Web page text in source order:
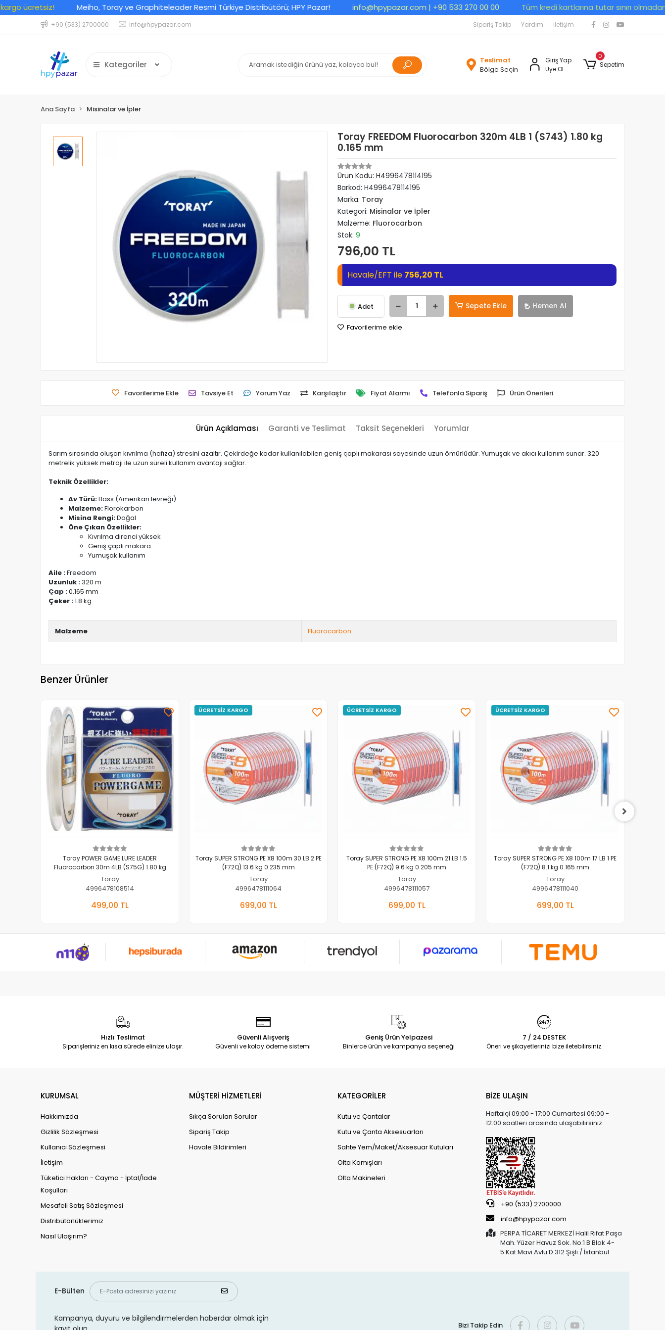
ücretsiz! Meiho, Toray ve Graphiteleader Resmi Türkiye Distribütörü; HPY Pazar! info@hpypazar.com| +90 533 270 00 00 Tüm kredi kartlarına tutar sınırı olmadan
+90 (533) 2700000 info@hpypazar.com Sipariş Takip Yardım İletişim
Kategoriler
Teslimat
Bölge Seçin
Giriş Yap
Üye Ol
0
Sepetim
Ana Sayfa Misinalar ve İpler
Toray FREEDOM Fluorocarbon 320m 4LB 1 (S743) 1.80 kg
0.165 mm
Ürün Kodu: H4996478114195
Barkod: H4996478114195
Marka: Toray
Kategori: Misinalar ve İpler
Malzeme: Fluorocarbon
Stok: 9
796,00 TL
Havale/EFT ile 756,20 TL
Adet Sepete Ekle Hemen Al
Favorilerime ekle
Favorilerime Ekle Tavsiye Et Yorum Yaz Karşılaştır Fiyat Alarmı Telefonla Sipariş Ürün Önerileri
Ürün Açıklaması Garanti ve Teslimat Taksit Seçenekleri Yorumlar
Sarım sırasında oluşan kıvrılma (hafıza) stresini azaltır. Çekirdeğe kadar kullanılabilen geniş çaplı makarası sayesinde uzun ömürlüdür. Yumuşak ve akıcı kullanım sunar. 320
metrelik yüksek metrajı ile uzun süreli kullanım avantajı sağlar.
Teknik Özellikler:
Av Türü:Bass (Amerikan levreği)
Malzeme:Florokarbon
Misina Rengi:Doğal
Öne Çıkan Özellikler:
Kıvrılma direnci yüksek
Geniş çaplı makara
Yumuşak kullanım
Aile :Freedom
Uzunluk :320 m
Çap :0.165 mm
Çeker :1.8 kg
Malzeme Fluorocarbon
Benzer Ürünler
Toray POWER GAME LURE LEADER
Fluorocarbon 30m 4LB (S75G) 1.80 kg
0.148 mm
Toray
4996478108514
499,00 TL
ÜCRETSİZ KARGO
Toray SUPER STRONG PE X8 100m 30 LB 2 PE
(F72Q) 13.6 kg 0.235 mm
Toray
4996478111064
699,00 TL
ÜCRETSİZ KARGO
Toray SUPER STRONG PE X8 100m 21 LB 1.5
PE (F72Q) 9.6 kg 0.205 mm
Toray
4996478111057
699,00 TL
ÜCRETSİZ KARGO
Toray SUPER STRONG PE X8 100m 17 LB 1 PE
(F72Q) 8.1 kg 0.165 mm
Toray
4996478111040
699,00 TL
Hızlı Teslimat
Siparişleriniz en kısa sürede elinize ulaşır.
Güvenli Alışveriş
Güvenli ve kolay ödeme sistemi
Geniş Ürün Yelpazesi
Binlerce ürün ve kampanya seçeneği
7 / 24 DESTEK
Öneri ve şikayetlerinizi bize iletebilirsiniz.
KURUMSAL
Hakkımızda
Gizlilik Sözleşmesi
Kullanıcı Sözleşmesi
İletişim
Tüketici Hakları - Cayma - İptal/İade
Koşulları
Mesafeli Satış Sözleşmesi
Distribütörlüklerimiz
Nasıl Ulaşırım?
MÜŞTERİ HİZMETLERİ
Sıkça Sorulan Sorular
Sipariş Takip
Havale Bildirimleri
KATEGORİLER
Kutu ve Çantalar
Kutu ve Çanta Aksesuarları
Sahte Yem/Maket/Aksesuar Kutuları
Olta Kamışları
Olta Makineleri
BİZE ULAŞIN
Haftaiçi 09:00 - 17:00 Cumartesi 09:00 -
12:00 saatleri arasında ulaşabilirsiniz.
+90 (533) 2700000
info@hpypazar.com
PERPA TİCARET MERKEZİ Halil Rıfat Paşa
Mah. Yüzer Havuz Sok. No:1 B Blok 4-
5.Kat Mavi Avlu D:312 Şişli / İstanbul
E-Bülten
Kampanya, duyuru ve bilgilendirmelerden haberdar olmak için
Bizi Takip Edin